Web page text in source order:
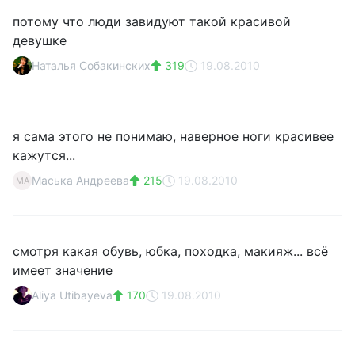
потому что люди завидуют такой красивой
девушке
Наталья Собакинских 319 19.08.2010
я сама этого не понимаю, наверное ноги красивее
кажутся...
МА Маська Андреева 215 19.08.2010
смотря какая обувь, юбка, походка, макияж... всё
имеет значение
Aliya Utibayeva 170 19.08.2010